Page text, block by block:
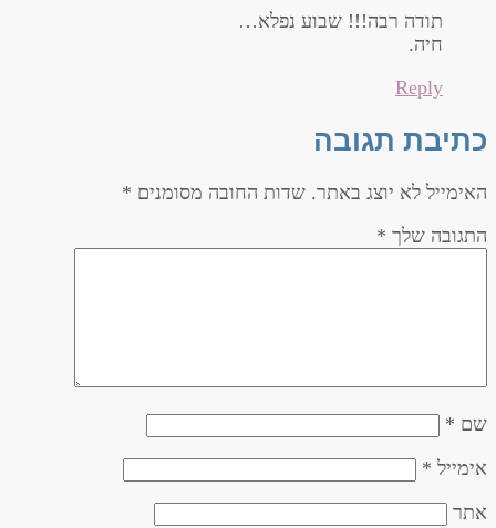
תודה רבה!!! שבוע נפלא…
חיה.
Reply
כתיבת תגובה
האימייל לא יוצג באתר. שדות החובה מסומנים *
התגובה שלך *
שם *
אימייל *
אתר